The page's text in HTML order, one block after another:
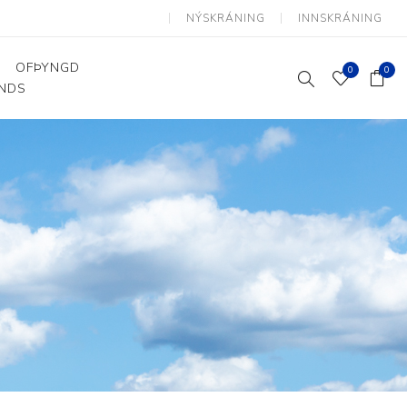
NÝSKRÁNING INNSKRÁNING
Hjálpartæki
Flutningshjálpartæki
Gönguhjálpartæki
Smáhjálpartæki
stólar
OFÞYNGD
0 0